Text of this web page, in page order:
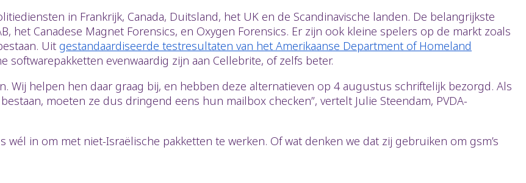
in Frankrijk, Canada, Duitsland, het UK en de Scandinavische landen. De belangrijkste
het Canadese Magnet Forensics, en Oxygen Forensics. Er zijn ook kleine spelers op de markt zoals
Uit gestandaardiseerde testresultaten van het Amerikaanse Department of Homeland
evenwaardig zijn aan Cellebrite, of zelfs beter.
Wij helpen hen daar graag bij, en hebben deze alternatieven op 4 augustus schriftelijk bezorgd. Als
moeten ze dus dringend eens hun mailbox checken”, vertelt Julie Steendam, PVDA-
in om met niet-Israëlische pakketten te werken. Of wat denken we dat zij gebruiken om gsm’s